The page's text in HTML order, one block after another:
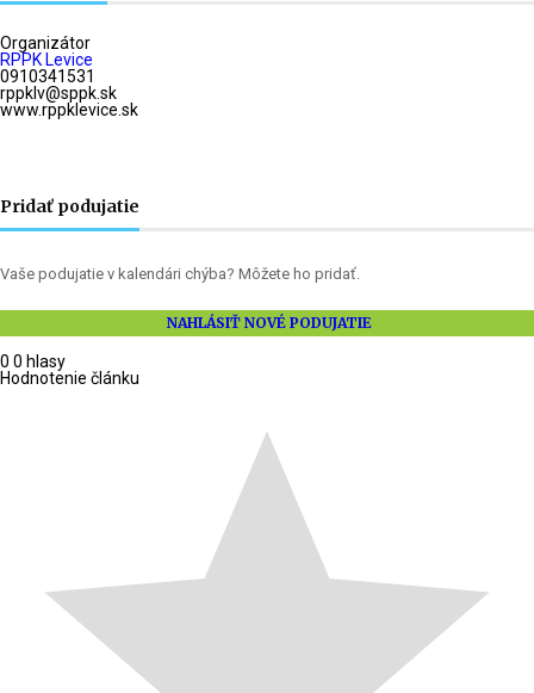
Organizátor
RPPK Levice
0910341531
rppklv@sppk.sk
www.rppklevice.sk
Pridať podujatie
Vaše podujatie v kalendári chýba? Môžete ho pridať.
NAHLÁSIŤ NOVÉ PODUJATIE
0 0 hlasy
Hodnotenie článku